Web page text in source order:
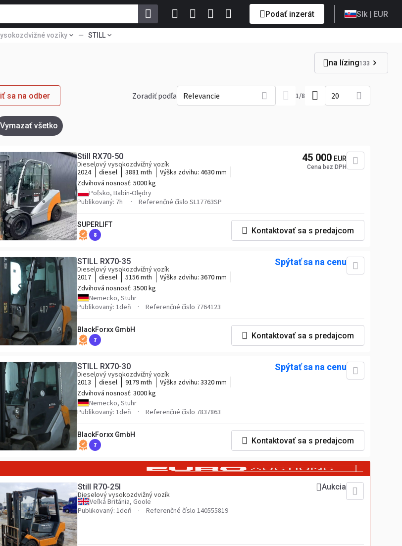
Podať inzerát Slk | EUR
vozíky STILL
na lízing133
sa na odber Zoradiť podľa Relevancie 1/8 20
Vymazať všetko
Still RX70-50
Dieselový vysokozdvižný vozík
2024
diesel 3881 mth Výška zdvihu: 4630 mm
Zdvihová nosnosť: 5000 kg
Poľsko, Babin-Olędry
Publikovaný: 7h
Referenčné číslo SL17763SP
45 000 EUR
Cena bez DPH
SUPERLIFT
8 Kontaktovať sa s predajcom
STILL RX70-35
Dieselový vysokozdvižný vozík
2017
diesel 5156 mth Výška zdvihu: 3670 mm
Zdvihová nosnosť: 3500 kg
Nemecko, Stuhr
Publikovaný: 1deň
Referenčné číslo 7764123
Spýtať sa na cenu
BlackForxx GmbH
7 Kontaktovať sa s predajcom
STILL RX70-30
Dieselový vysokozdvižný vozík
2013
diesel 9179 mth Výška zdvihu: 3320 mm
Zdvihová nosnosť: 3000 kg
Nemecko, Stuhr
Publikovaný: 1deň
Referenčné číslo 7837863
Spýtať sa na cenu
BlackForxx GmbH
7 Kontaktovať sa s predajcom
Still R70-25I
Dieselový vysokozdvižný vozík
Veľká Británia, Goole
Publikovaný: 1deň
Referenčné číslo 140555819
Aukcia